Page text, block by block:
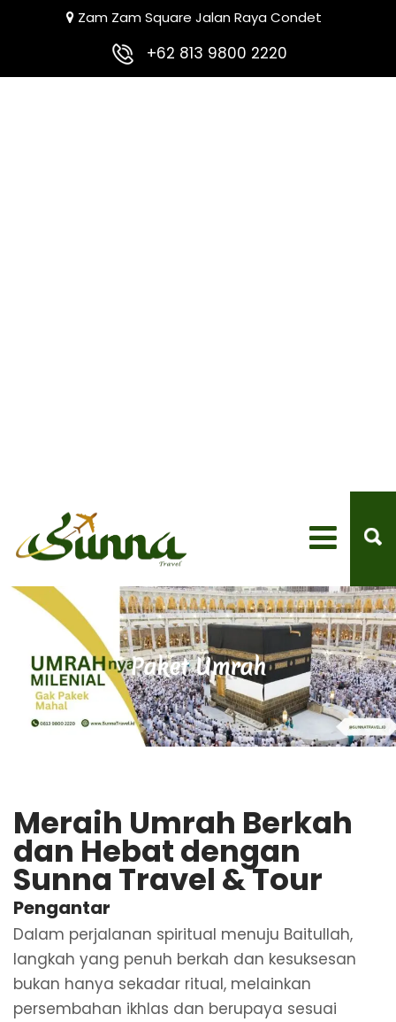
Zam Zam Square Jalan Raya Condet
+62 813 9800 2220
Paket Umrah
Meraih Umrah Berkah
dan Hebat dengan
Sunna Travel & Tour
Pengantar
Dalam perjalanan spiritual menuju Baitullah,
langkah yang penuh berkah dan kesuksesan
bukan hanya sekadar ritual, melainkan
persembahan ikhlas dan berupaya sesuai